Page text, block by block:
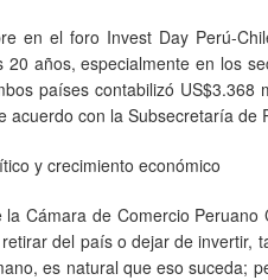
en el foro Invest Day Perú-
años, especialmente en los
países contabilizó
acuerdo con la Subsecretaría de
y crecimiento económico
Cámara de Comercio
del país o dejar de invertir,
es natural que eso suceda;